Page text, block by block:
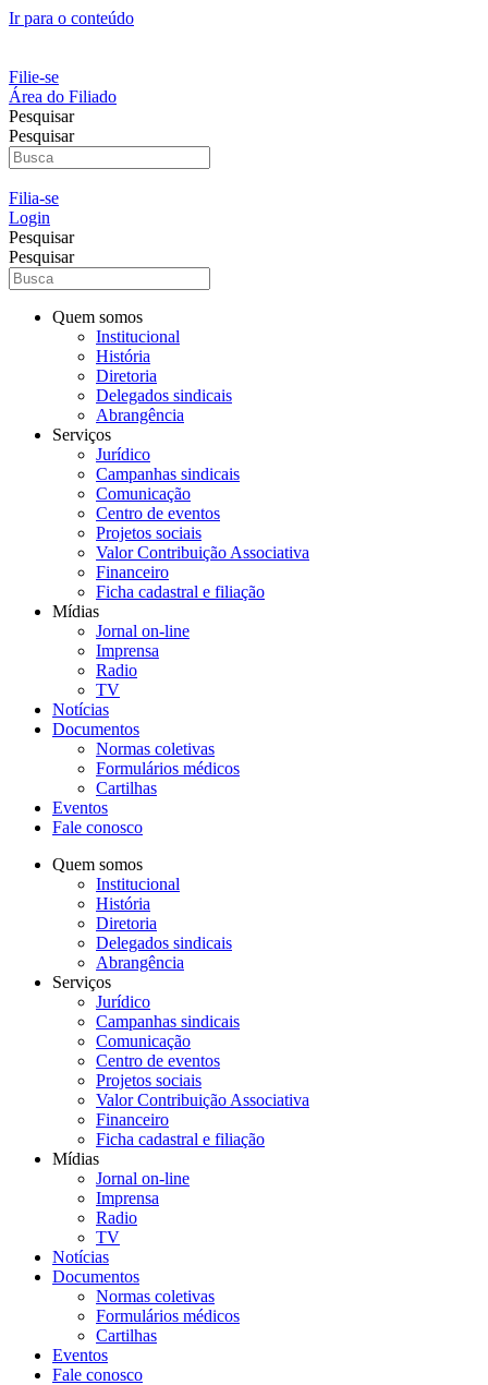
Ir para o conteúdo
Filie-se
Área do Filiado
Pesquisar
Pesquisar
Filia-se
Login
Pesquisar
Pesquisar
Quem somos
Institucional
História
Diretoria
Delegados sindicais
Abrangência
Serviços
Jurídico
Campanhas sindicais
Comunicação
Centro de eventos
Projetos sociais
Valor Contribuição Associativa
Financeiro
Ficha cadastral e filiação
Mídias
Jornal on-line
Imprensa
Radio
TV
Notícias
Documentos
Normas coletivas
Formulários médicos
Cartilhas
Eventos
Fale conosco
Quem somos
Institucional
História
Diretoria
Delegados sindicais
Abrangência
Serviços
Jurídico
Campanhas sindicais
Comunicação
Centro de eventos
Projetos sociais
Valor Contribuição Associativa
Financeiro
Ficha cadastral e filiação
Mídias
Jornal on-line
Imprensa
Radio
TV
Notícias
Documentos
Normas coletivas
Formulários médicos
Cartilhas
Eventos
Fale conosco